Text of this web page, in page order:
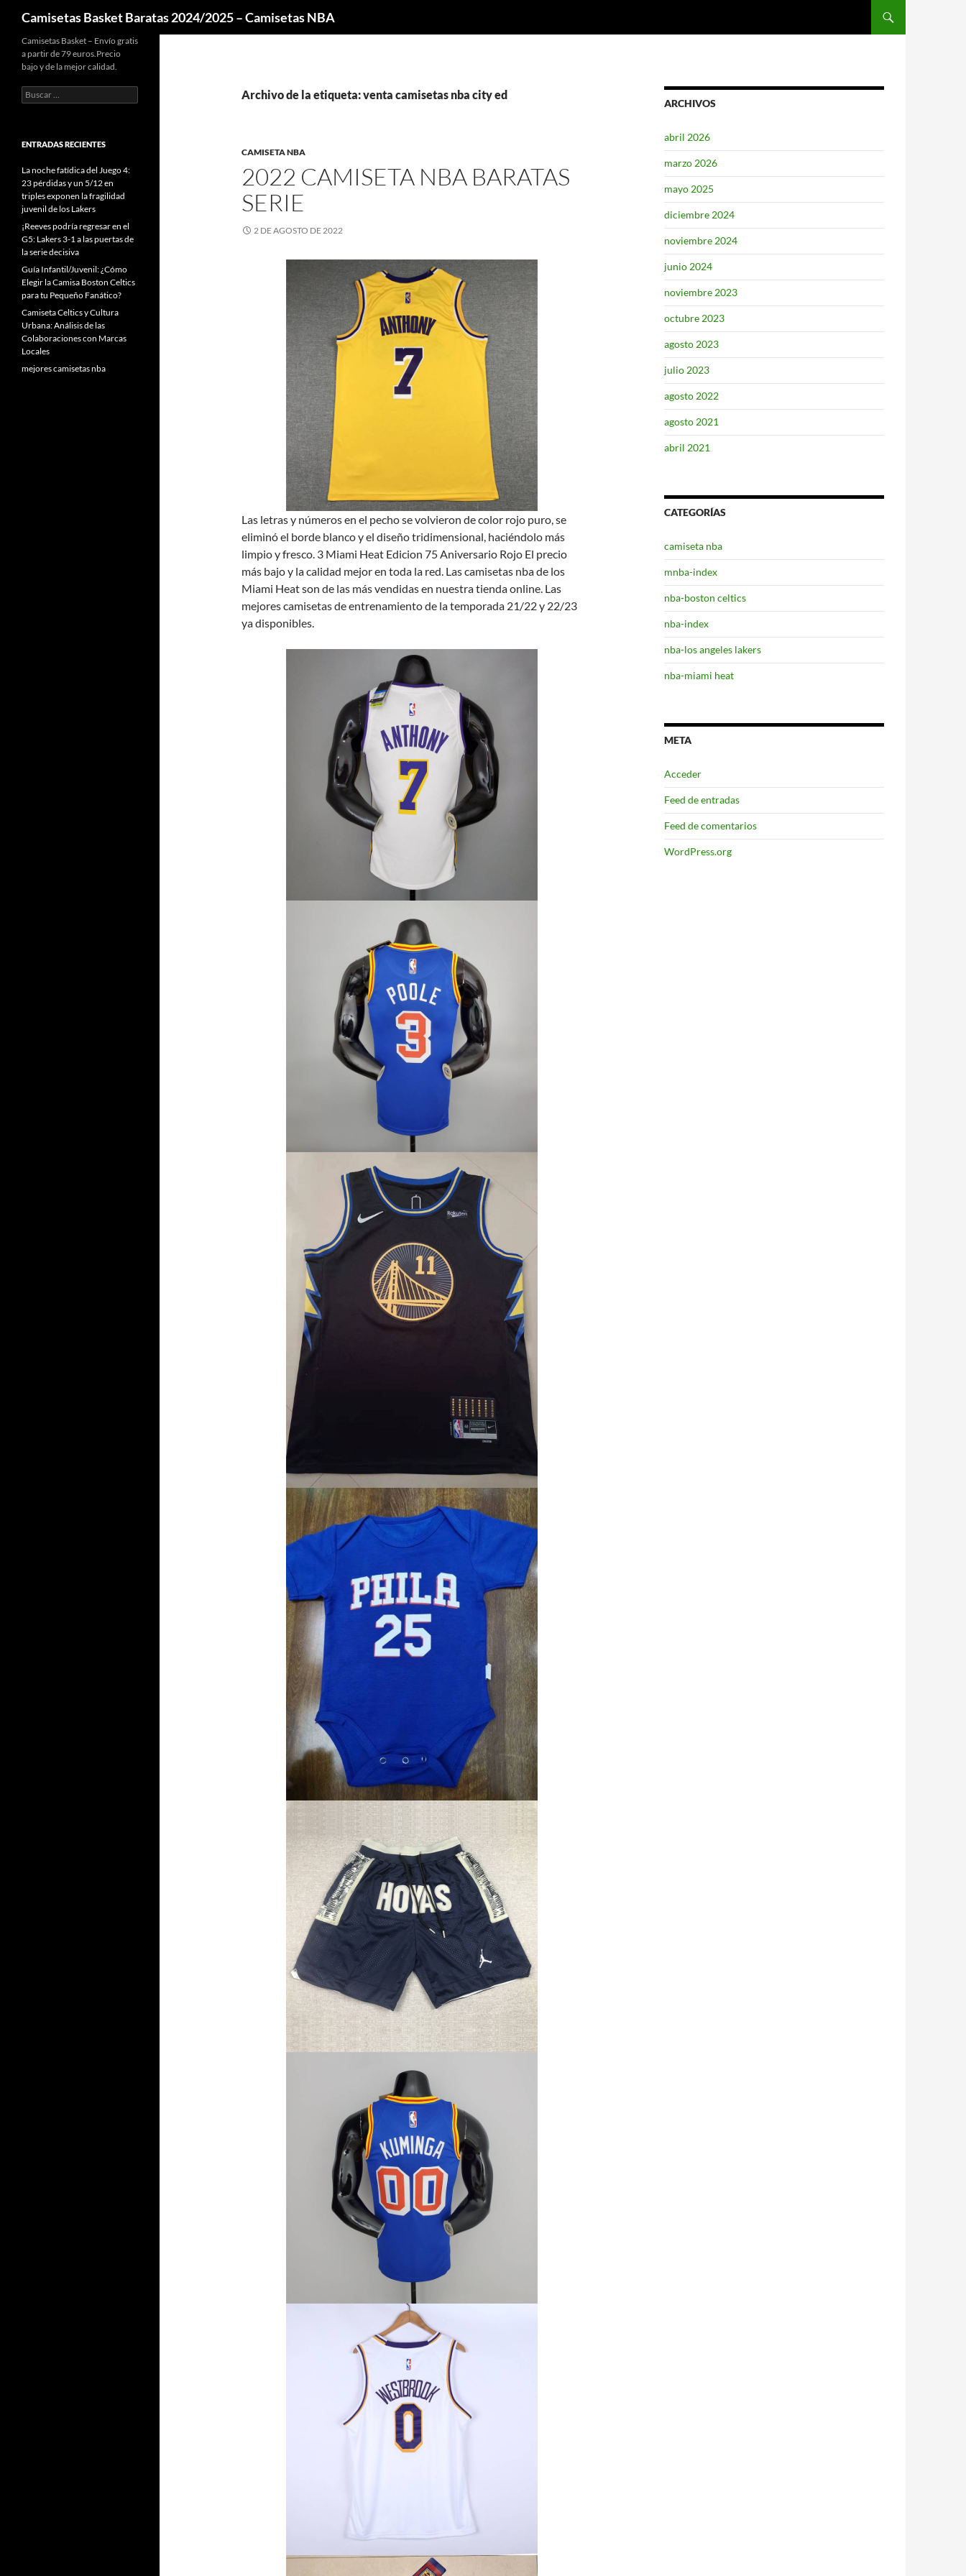
Camisetas Basket Baratas 2024/2025 – Camisetas NBA
Archivo de la etiqueta: venta camisetas nba city ed
CAMISETA NBA
2022 CAMISETA NBA BARATAS
SERIE
2 DE AGOSTO DE 2022
Las letras y números en el pecho se volvieron de color rojo puro, se
eliminó el borde blanco y el diseño tridimensional, haciéndolo más
limpio y fresco. 3 Miami Heat Edicion 75 Aniversario Rojo El precio
más bajo y la calidad mejor en toda la red. Las camisetas nba de los
Miami Heat son de las más vendidas en nuestra tienda online. Las
mejores camisetas de entrenamiento de la temporada 21/22 y 22/23
ya disponibles.
ARCHIVOS
abril 2026
marzo 2026
mayo 2025
diciembre 2024
noviembre 2024
junio 2024
noviembre 2023
octubre 2023
agosto 2023
julio 2023
agosto 2022
agosto 2021
abril 2021
CATEGORÍAS
camiseta nba
mnba-index
nba-boston celtics
nba-index
nba-los angeles lakers
nba-miami heat
META
Acceder
Feed de entradas
Feed de comentarios
WordPress.org
Camisetas Basket – Envío gratis
a partir de 79 euros.Precio
bajo y de la mejor calidad.
Buscar:
ENTRADAS RECIENTES
La noche fatídica del Juego 4:
23 pérdidas y un 5/12 en
triples exponen la fragilidad
juvenil de los Lakers
¡Reeves podría regresar en el
G5: Lakers 3-1 a las puertas de
la serie decisiva
Guía Infantil/Juvenil: ¿Cómo
Elegir la Camisa Boston Celtics
para tu Pequeño Fanático?
Camiseta Celtics y Cultura
Urbana: Análisis de las
Colaboraciones con Marcas
Locales
mejores camisetas nba